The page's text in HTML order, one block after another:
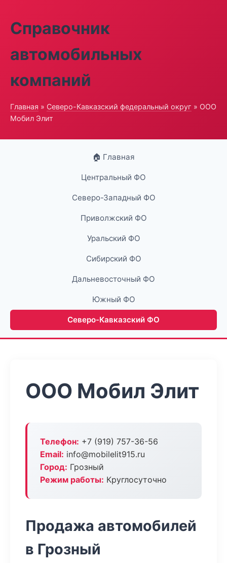
Справочник
автомобильных
компаний
Главная » Северо-Кавказский федеральный округ » ООО
Мобил Элит
🏠 Главная
Центральный ФО
Северо-Западный ФО
Приволжский ФО
Уральский ФО
Сибирский ФО
Дальневосточный ФО
Южный ФО
Северо-Кавказский ФО
ООО Мобил Элит
Телефон: +7 (919) 757-36-56
Email: info@mobilelit915.ru
Город: Грозный
Режим работы: Круглосуточно
Продажа автомобилей
в Грозный